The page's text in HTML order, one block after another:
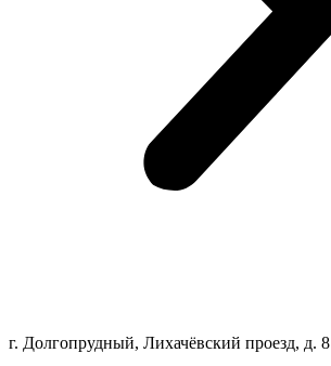
г. Долгопрудный, Лихачёвский проезд, д. 8